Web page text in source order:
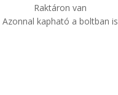
Raktáron van
Azonnal kapható a boltban is